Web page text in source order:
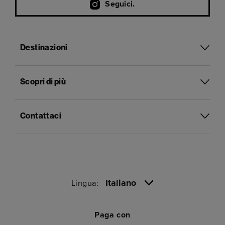
Seguici.
Destinazioni
Scopri di più
Contattaci
Lingua: Italiano
Paga con